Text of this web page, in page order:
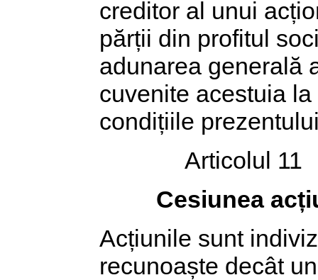
creditor al unui
părții din profitul
adunarea generală
cuvenite acestuia
condițiile
Articolul 11
Cesiunea
Acțiunile sunt
recunoaște decât